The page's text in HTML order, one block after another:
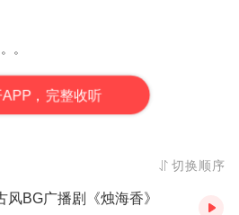
。
APP，完整收听
切换顺序
风BG广播剧《烛海香》